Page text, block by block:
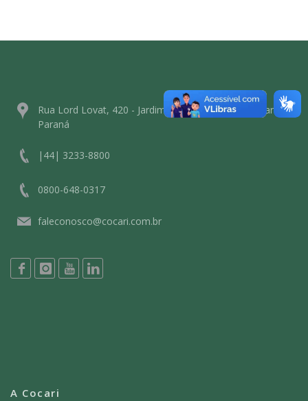
Rua Lord Lovat, 420 - Jardim Esplanada - Mandaguari -
Paraná
|44| 3233-8800
0800-648-0317
faleconosco@cocari.com.br
A Cocari